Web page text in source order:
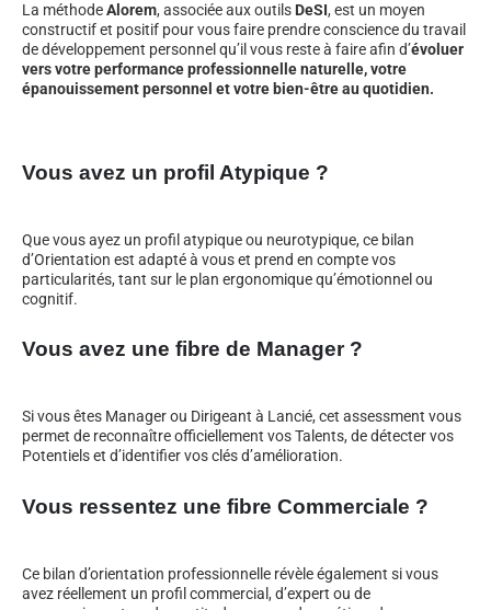
La méthodeAlorem, associée aux outils DeSI, est un moyen
constructif et positif pour vous faire prendre conscience du travail
de développement personnel qu’il vous reste à faire afin d’évoluer
vers votre performance professionnelle naturelle, votre
épanouissement personnel et votre bien-être au quotidien.
Vous avez un profil Atypique ?
Que vous ayez un profil atypique ou neurotypique, ce bilan
d’Orientation est adapté à vous et prend en compte vos
particularités, tant sur le plan ergonomique qu’émotionnel ou
cognitif.
Vous avez une fibre de Manager ?
Si vous êtes Manager ou Dirigeant à Lancié, cet assessment vous
permet de reconnaître officiellement vos Talents, de détecter vos
Potentiels et d’identifier vos clés d’amélioration.
Vous ressentez une fibre Commerciale ?
Ce bilan d’orientation professionnelle révèle également si vous
avez réellement un profil commercial, d’expert ou de